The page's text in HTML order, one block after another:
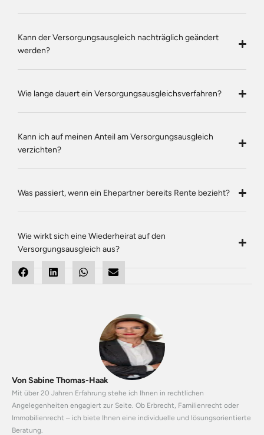
Kann der Versorgungsausgleich nachträglich geändert
werden?
Wie lange dauert ein Versorgungsausgleichsverfahren?
Kann ich auf meinen Anteil am Versorgungsausgleich
verzichten?
Was passiert, wenn ein Ehepartner bereits Rente bezieht?
Wie wirkt sich eine Wiederheirat auf den
Versorgungsausgleich aus?
Von Sabine Thomas-Haak
Mit über 20 Jahren Erfahrung stehe ich Ihnen in rechtlichen
Angelegenheiten engagiert zur Seite. Ob Erbrecht, Familienrecht oder
Immobilienrecht – ich biete Ihnen eine individuelle und lösungsorientierte
Beratung.